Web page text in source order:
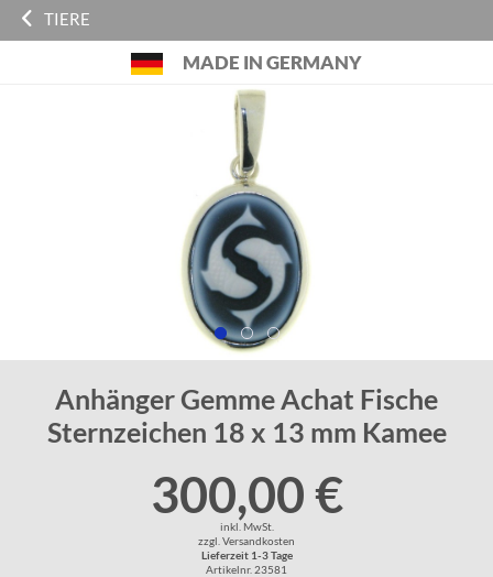
TIERE
MADE IN GERMANY
Anhänger Gemme Achat Fische
Sternzeichen 18 x 13 mm Kamee
300,00 €
inkl. MwSt.
zzgl. Versandkosten
Lieferzeit 1-3 Tage
Artikelnr. 23581